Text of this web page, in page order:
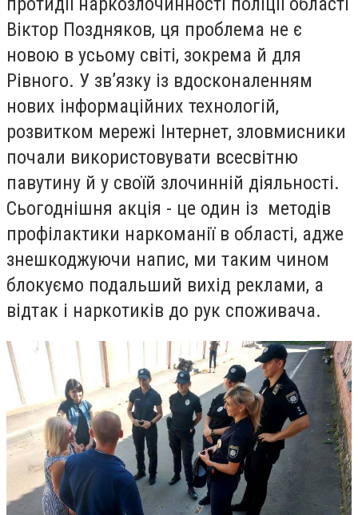
Віктор Поздняков, ця проблема не є
новою в усьому світі, зокрема й для
Рівного. У зв’язку із вдосконаленням
нових інформаційних технологій,
розвитком мережі Інтернет, зловмисники
почали використовувати всесвітню
павутину й у своїй злочинній діяльності.
Сьогоднішня акція - це один із методів
профілактики наркоманії в області, адже
знешкоджуючи напис, ми таким чином
блокуємо подальший вихід реклами, а
відтак і наркотиків до рук споживача.